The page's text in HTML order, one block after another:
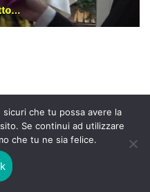
SCHERZO A
a Tommaso Zorzi che
che tu possa avere la
Se continui ad utilizzare
che tu ne sia felice.